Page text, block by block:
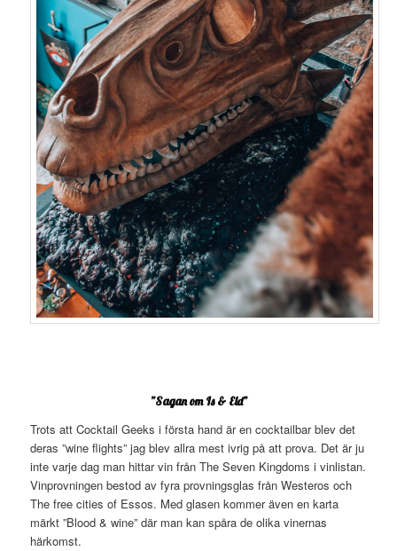
”Sagan om Is & Eld”
Trots att Cocktail Geeks i första hand är en cocktailbar blev det
deras ”wine flights” jag blev allra mest ivrig på att prova. Det är ju
inte varje dag man hittar vin från The Seven Kingdoms i vinlistan.
Vinprovningen bestod av fyra provningsglas från Westeros och
The free cities of Essos. Med glasen kommer även en karta
märkt ”Blood & wine” där man kan spåra de olika vinernas
härkomst.